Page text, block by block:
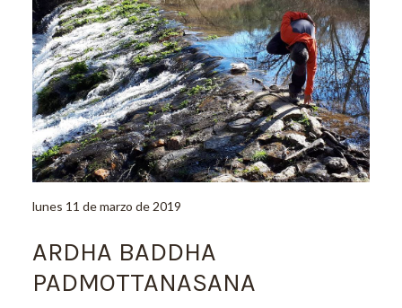
lunes 11 de marzo de 2019
ARDHA BADDHA
PADMOTTANASANA